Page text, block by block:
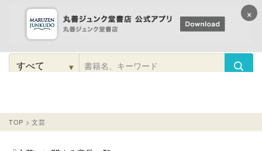
コンテンツに
進む
検
象
▾
TOP > 文芸
×